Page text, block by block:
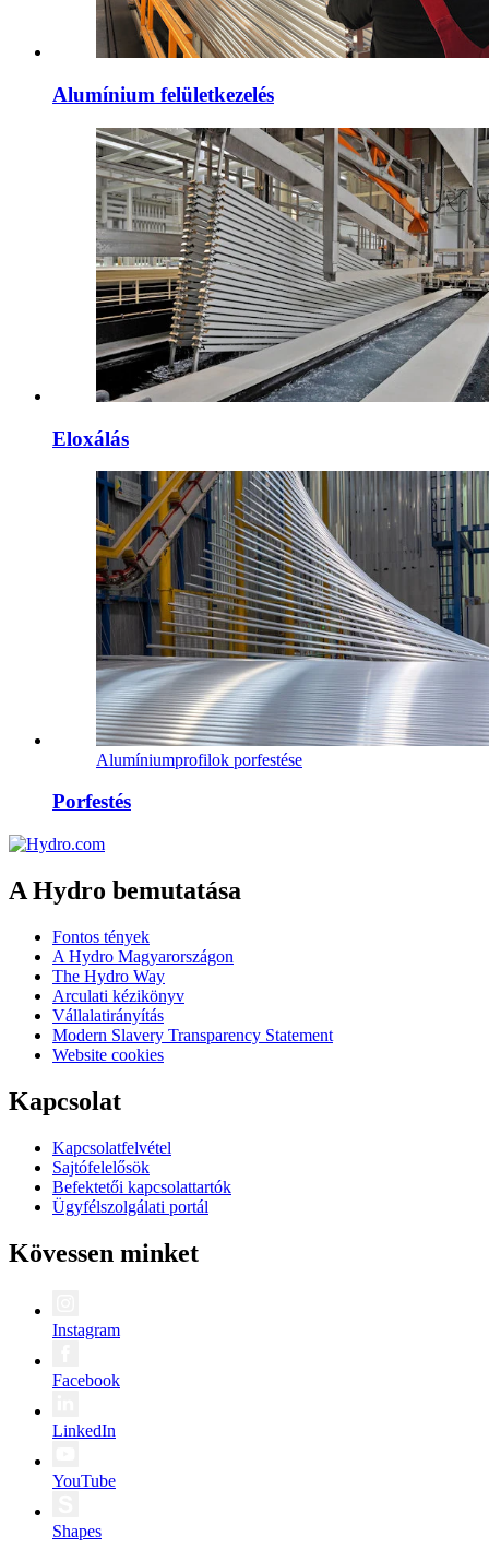
Alumínium felületkezelés
Eloxálás
Alumíniumprofilok porfestése
Porfestés
A Hydro bemutatása
Fontos tények
A Hydro Magyarországon
The Hydro Way
Arculati kézikönyv
Vállalatirányítás
Modern Slavery Transparency Statement
Website cookies
Kapcsolat
Kapcsolatfelvétel
Sajtófelelősök
Befektetői kapcsolattartók
Ügyfélszolgálati portál
Kövessen minket
Instagram
Facebook
LinkedIn
YouTube
Shapes